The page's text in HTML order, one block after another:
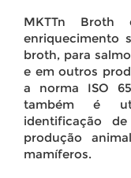
MKTTn
enriquecimento
broth, para
e em outros
a norma ISO
também é
identificação
produção
mamíferos.